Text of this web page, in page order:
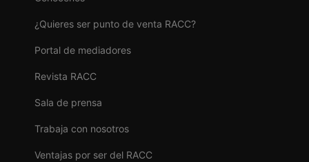
¿Quieres ser punto de venta RACC?
Portal de mediadores
Revista RACC
Sala de prensa
Trabaja con nosotros
Ventajas por ser del RACC